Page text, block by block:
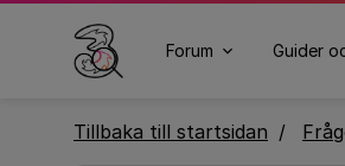
Forum Guider
Tillbaka till startsidan